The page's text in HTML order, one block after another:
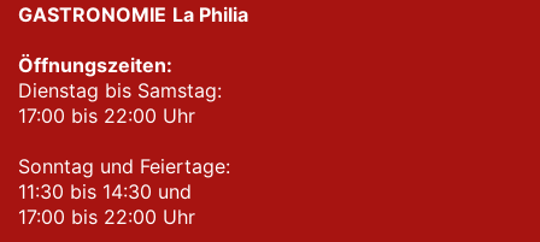
GASTRONOMIE La Philia
Öffnungszeiten:
Dienstag bis Samstag:
17:00 bis 22:00 Uhr
Sonntag und Feiertage:
11:30 bis 14:30 und
17:00 bis 22:00 Uhr